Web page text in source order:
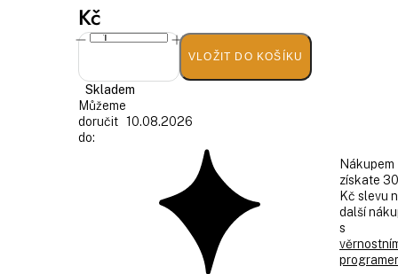
Kč
VLOŽIT DO KOŠÍKU
Skladem
Můžeme
doručit
do:
10.08.2026
Nákupem
získate 30
Kč slevu
další
s